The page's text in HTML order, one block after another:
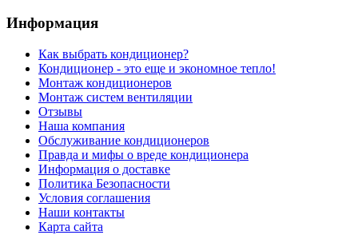
Информация
Как выбрать кондиционер?
Кондиционер - это еще и экономное тепло!
Монтаж кондиционеров
Монтаж систем вентиляции
Отзывы
Наша компания
Обслуживание кондиционеров
Правда и мифы о вреде кондиционера
Информация о доставке
Политика Безопасности
Условия соглашения
Наши контакты
Карта сайта